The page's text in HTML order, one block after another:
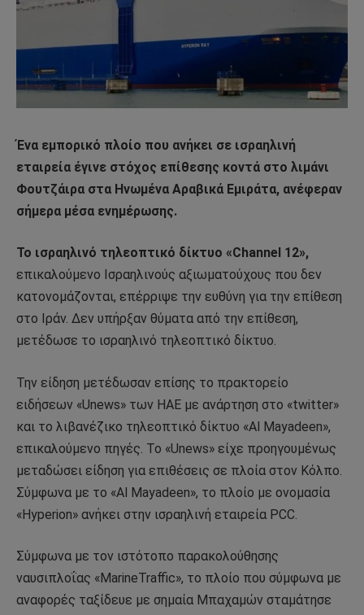
Ένα εμπορικό πλοίο που ανήκει σε ισραηλινή
εταιρεία έγινε στόχος επίθεσης κοντά στο λιμάνι
Φουτζάιρα στα Ηνωμένα Αραβικά Εμιράτα, ανέφεραν
σήμερα μέσα ενημέρωσης.
Το ισραηλινό τηλεοπτικό δίκτυο «Channel 12»,
επικαλούμενο Ισραηλινούς αξιωματούχους που δεν
κατονομάζονται, επέρριψε την ευθύνη για την επίθεση
στο Ιράν. Δεν υπήρξαν θύματα από την επίθεση,
μετέδωσε το ισραηλινό τηλεοπτικό δίκτυο.
Την είδηση μετέδωσαν επίσης το πρακτορείο
ειδήσεων «Unews» των ΗΑΕ με ανάρτηση στο «twitter»
και το λιβανέζικο τηλεοπτικό δίκτυο «Al Mayadeen»,
επικαλούμενο πηγές. Το «Unews» είχε προηγουμένως
μεταδώσει είδηση για επιθέσεις σε πλοία στον Κόλπο.
Σύμφωνα με το «Al Mayadeen», το πλοίο με ονομασία
«Hyperion» ανήκει στην ισραηλινή εταιρεία PCC.
Σύμφωνα με τον ιστότοπο παρακολούθησης
ναυσιπλοΐας «MarineTraffic», το πλοίο που σύμφωνα με
αναφορές ταξίδευε με σημαία Μπαχαμών σταμάτησε